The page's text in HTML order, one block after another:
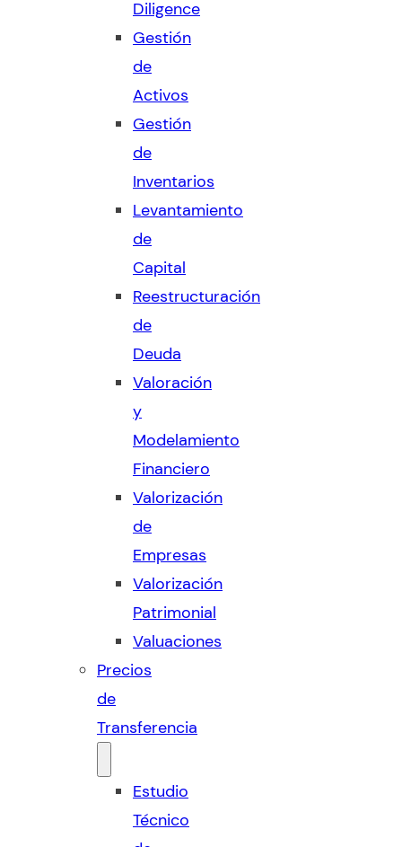
Diligence
Gestión
de
Activos
Gestión
de
Inventarios
Levantamiento
de
Capital
Reestructuración
de
Deuda
Valoración
y
Modelamiento
Financiero
Valorización
de
Empresas
Valorización
Patrimonial
Valuaciones
Precios
de
Transferencia
Estudio
Técnico